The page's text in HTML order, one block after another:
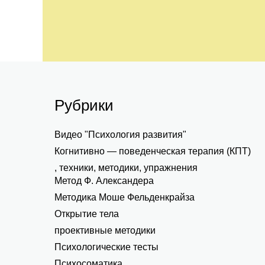
Рубрики
Видео "Психология развития"
Когнитивно — поведенческая терапия (КПТ)
, техники, методики, упражнения
Метод Ф. Александера
Методика Моше Фельденкрайза
Открытие тела
проективные методики
Психологические тесты